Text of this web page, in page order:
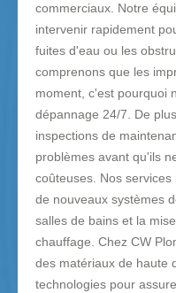
commerciaux. Notre
intervenir rapidement
fuites d'eau ou les
comprenons que les
moment, c'est pourquoi
dépannage 24/7. De
inspections de
problèmes avant qu'ils
coûteuses. Nos
de nouveaux systèmes
salles de bains et la
chauffage. Chez CW
des matériaux de haute
technologies pour